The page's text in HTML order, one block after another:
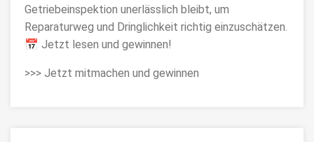
Getriebeinspektion unerlässlich bleibt, um
Reparaturweg und Dringlichkeit richtig einzuschätzen.
📅 Jetzt lesen und gewinnen!
>>> Jetzt mitmachen und gewinnen